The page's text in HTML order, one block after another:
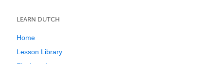
LEARN DUTCH
Home
Lesson Library